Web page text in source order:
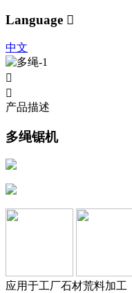
Language 
中文


产品描述
多绳锯机
应用于工厂石材荒料加